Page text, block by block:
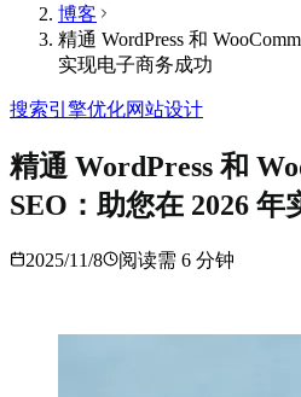
博客
精通 WordPress 和
实现电子商务成功
搜索引擎优化网站设计
精通 WordPress 和
SEO：助您在 2026 年
2025/11/8 阅读需 6 分钟